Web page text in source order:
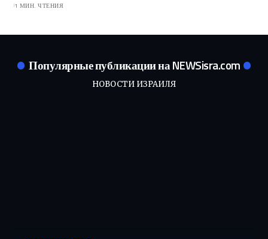
1 МИН. ЧТЕНИЯ
Популярные публикации на NEWSisra.com
НОВОСТИ ИЗРАИЛЯ